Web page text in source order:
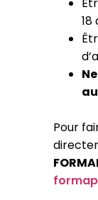
18
Pour